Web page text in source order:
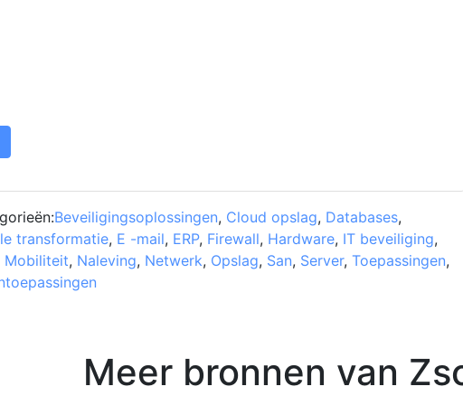
Beveiligingsoplossingen, Cloud opslag, Databases,
transformatie, E -mail, ERP, Firewall, Hardware, IT beveiliging,
Mobiliteit, Naleving, Netwerk, Opslag, San, Server, Toepassingen,
Meer bronnen van